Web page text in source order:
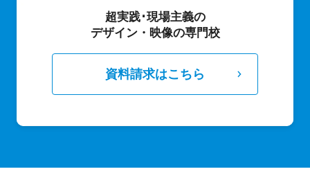
超実践･現場主義の
デザイン・映像の専門校
資料請求はこちら